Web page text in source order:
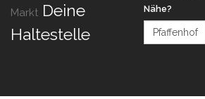
Markt Deine
Haltestelle
Nähe?